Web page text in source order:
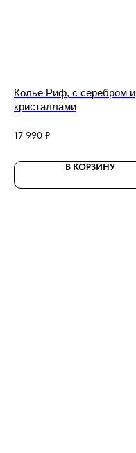
Колье Риф, с серебром и
кристаллами
17 990 ₽
В КОРЗИНУ